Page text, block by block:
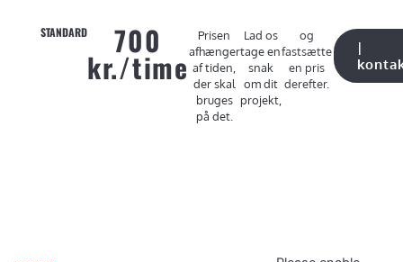
STANDARD 700
kr./time
Prisen
afhænger
af tiden,
der skal
bruges
på det.
Lad os
tage en
snak
om dit
projekt,
og
fastsætte
en pris
derefter.
|